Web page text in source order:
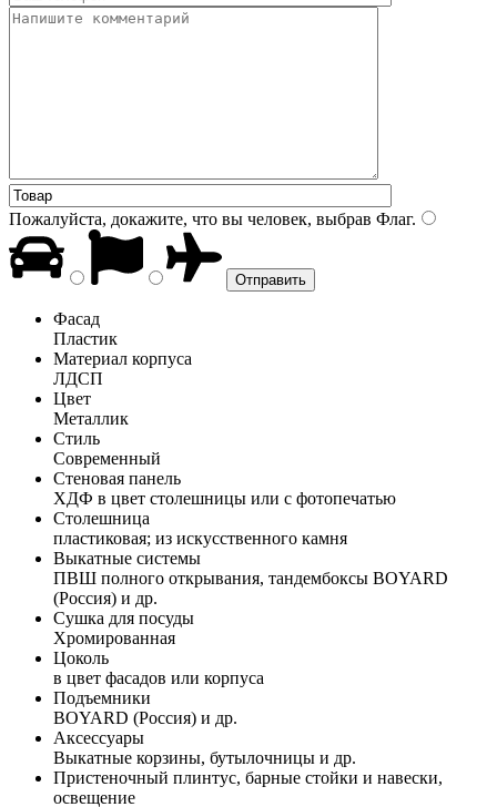
Пожалуйста, докажите, что вы человек, выбрав Флаг.
Фасад
Пластик
Материал корпуса
ЛДСП
Цвет
Металлик
Стиль
Современный
Стеновая панель
ХДФ в цвет столешницы или с фотопечатью
Столешница
пластиковая; из искусственного камня
Выкатные системы
ПВШ полного открывания, тандембоксы BOYARD
(Россия) и др.
Сушка для посуды
Хромированная
Цоколь
в цвет фасадов или корпуса
Подъемники
BOYARD (Россия) и др.
Аксессуары
Выкатные корзины, бутылочницы и др.
Пристеночный плинтус, барные стойки и навески,
освещение